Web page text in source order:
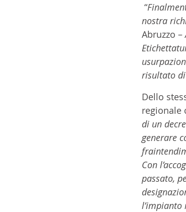
“
nostra
Abruzzo –
risultato
Dello
regionale
di un
generare
Con
passato,
l’impianto